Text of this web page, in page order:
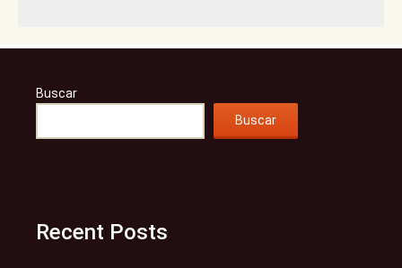
Buscar
Buscar
Recent Posts